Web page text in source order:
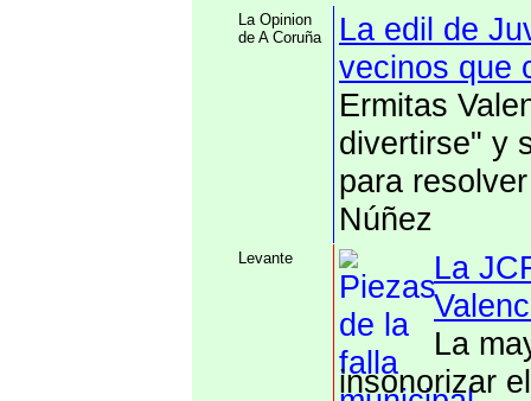
La Opinion
de A Coruña
La edil de
vecinos que
Ermitas
divertirse" y
para
Núñez
Levante
La
La
insonorizar